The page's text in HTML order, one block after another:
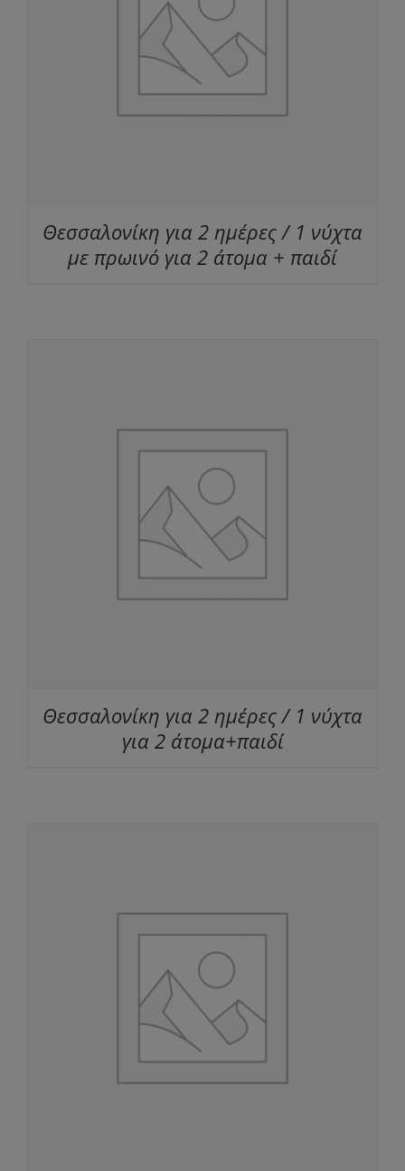
Θεσσαλονίκη για 2 ημέρες / 1 νύχτα
με πρωινό για 2 άτομα + παιδί
Θεσσαλονίκη για 2 ημέρες / 1 νύχτα
για 2 άτομα+παιδί